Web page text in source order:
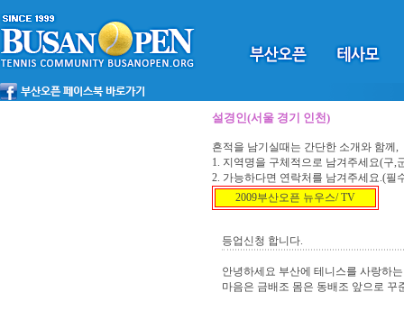
설경인(서울 경기 인천)
흔적을 남기실때는 간단한 소개와 함께,
1. 지역명을 구체적으로 남겨주세요(구,
2. 가능하다면 연락처를 남겨주세요.(필
2009부산오픈 뉴우스/ TV
등업신청 합니다.
안녕하세요 부산에 테니스를 사랑하
마음은 금배조 몸은 동배조 앞으로 꾸